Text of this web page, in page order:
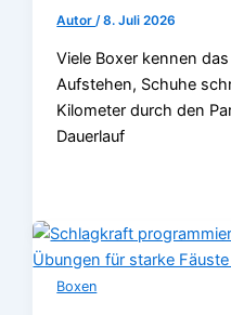
Autor /8. Juli 2026
Viele Boxer kennen
Aufstehen, Schuhe
Kilometer durch den
Dauerlauf
Boxen